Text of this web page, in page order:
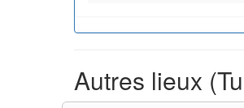
Autres lieux